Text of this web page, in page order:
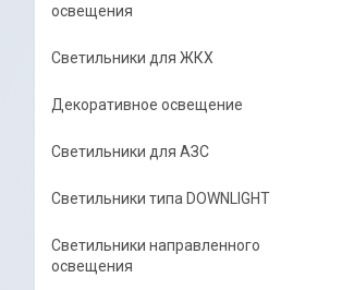
освещения
Светильники для ЖКХ
Декоративное освещение
Светильники для АЗС
Светильники типа DOWNLIGHT
Светильники направленного
освещения